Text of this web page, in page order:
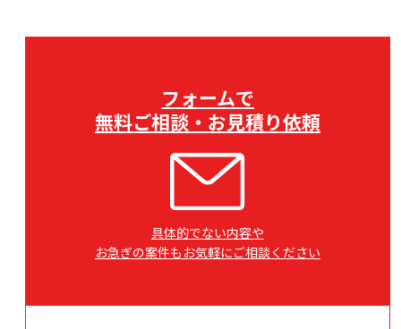
フォームで
無料ご相談・お見積り依頼
具体的でない内容や
お急ぎの案件もお気軽にご相談ください